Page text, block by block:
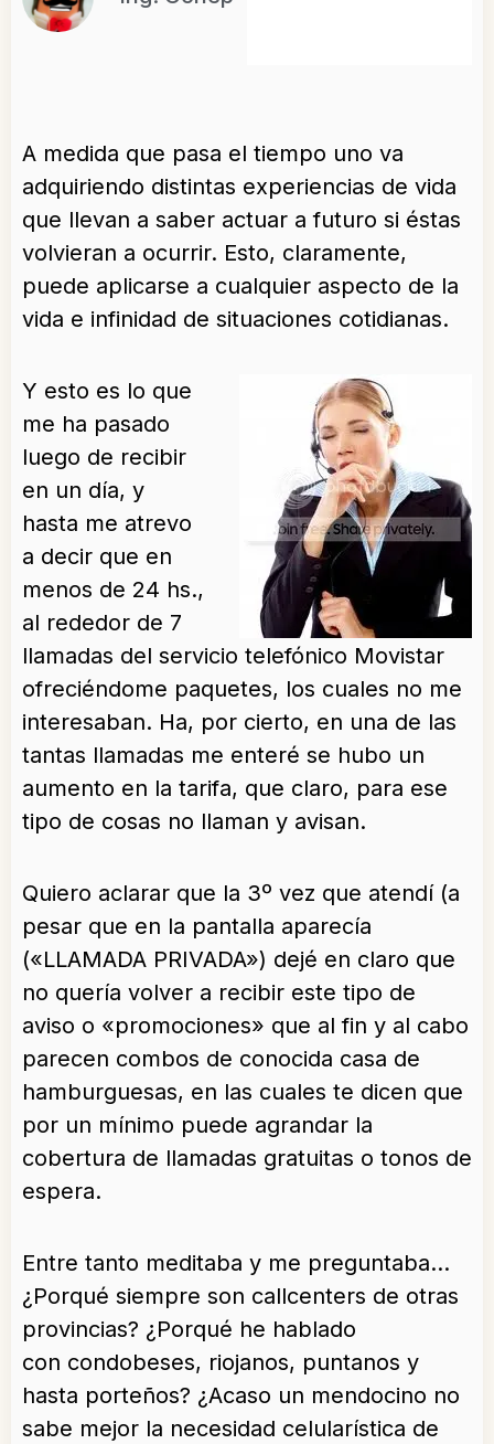
A medida que pasa el tiempo uno va
adquiriendo distintas experiencias de vida
que llevan a saber actuar a futuro si éstas
volvieran a ocurrir. Esto, claramente,
puede aplicarse a cualquier aspecto de la
vida e infinidad de situaciones cotidianas.
Y esto es lo que
me ha pasado
luego de recibir
en un día, y
hasta me atrevo
a decir que en
menos de 24 hs.,
al rededor de 7
llamadas del servicio telefónico Movistar
ofreciéndome paquetes, los cuales no me
interesaban. Ha, por cierto, en una de las
tantas llamadas me enteré se hubo un
aumento en la tarifa, que claro, para ese
tipo de cosas no llaman y avisan.
Quiero aclarar que la 3º vez que atendí (a
pesar que en la pantalla aparecía
(«LLAMADA PRIVADA») dejé en claro que
no quería volver a recibir este tipo de
aviso o «promociones» que al fin y al cabo
parecen combos de conocida casa de
hamburguesas, en las cuales te dicen que
por un mínimo puede agrandar la
cobertura de llamadas gratuitas o tonos de
espera.
Entre tanto meditaba y me preguntaba…
¿Porqué siempre son callcenters de otras
provincias? ¿Porqué he hablado
con condobeses, riojanos, puntanos y
hasta porteños? ¿Acaso un mendocino no
sabe mejor la necesidad celularística de